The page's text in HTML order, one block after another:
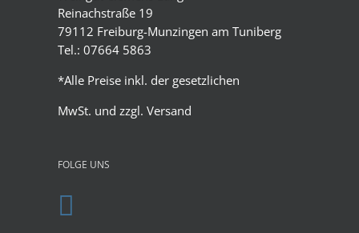
Reinachstraße 19
79112 Freiburg-Munzingen am Tuniberg
Tel.: 07664 5863
*Alle Preise inkl. der gesetzlichen
MwSt. und zzgl. Versand
FOLGE UNS